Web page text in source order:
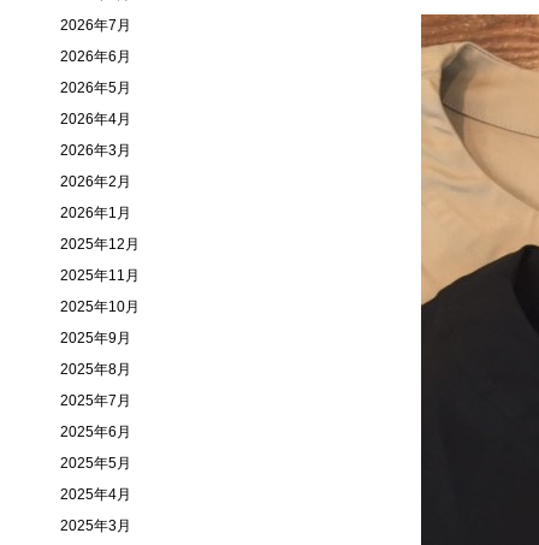
2026年7月
2026年6月
2026年5月
2026年4月
2026年3月
2026年2月
2026年1月
2025年12月
2025年11月
2025年10月
2025年9月
2025年8月
2025年7月
2025年6月
2025年5月
2025年4月
2025年3月